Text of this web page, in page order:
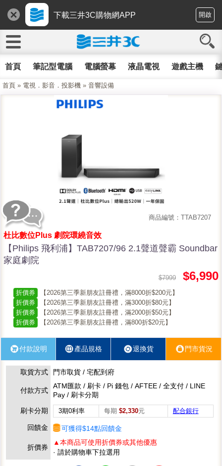
下載三井3C購物網APP 開啟
首頁 筆記型電腦 電腦螢幕 液晶電視 遊戲主機
首頁 » 電視．影音．投影機 » 音響設備
商品編號：TTAB7207
杜比數位Plus 劇院環繞音效
【Philips 飛利浦】TAB7207/96 2.1聲道聲霸 Soundbar
家庭劇院
$7999 $6,990
折價券
【2026第三季新朋友註冊禮，滿8000折$200元】
折價券
【2026第三季新朋友註冊禮，滿3000折$80元】
折價券
【2026第三季新朋友註冊禮，滿2000折$50元】
折價券
【2026第三季新朋友註冊禮，滿800折$20元】
付款說明 產品規格 退換貨 門市貨況
取貨方式 門市取貨 / 宅配到府
付款方式
ATM匯款 / 刷卡 / Pi 錢包 / AFTEE / 全支付 / LINE
Pay / 刷卡分期
刷卡分期
3期0利率 每期 $2,330元 配合銀行
回饋金 可獲得$14點回饋金
折價券
▲本商品可使用折價券或其他優惠
· 請於購物車下拉選用